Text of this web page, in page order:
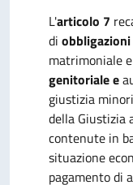
L'articolo 7
di
matrimoniale
genitoriale e
giustizia
della Giustizia
contenute in
situazione
pagamento di